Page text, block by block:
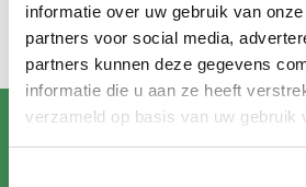
informatie over uw gebruik van
partners voor social media,
partners kunnen deze gegevens
informatie die u aan ze heeft
verzameld op basis van uw gebruik